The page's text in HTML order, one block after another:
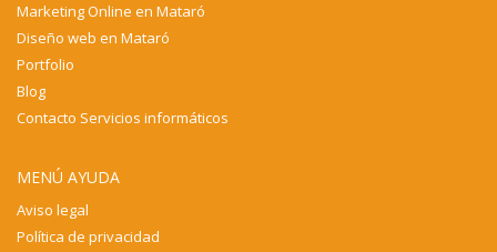
Marketing Online en Mataró
Diseño web en Mataró
Portfolio
Blog
Contacto Servicios informáticos
MENÚ AYUDA
Aviso legal
Política de privacidad